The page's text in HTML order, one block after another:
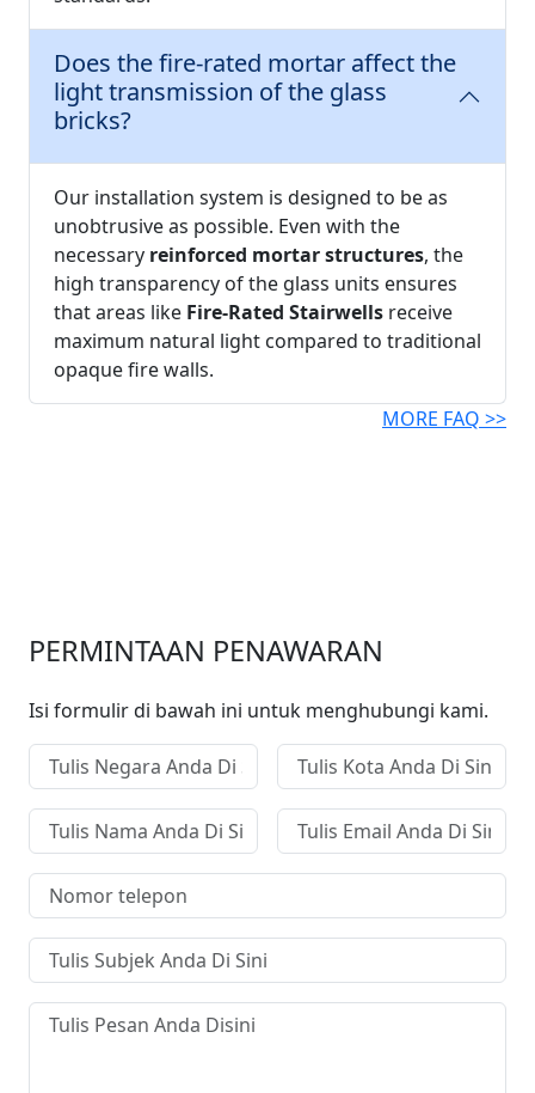
Does the fire-rated mortar affect the
light transmission of the glass
bricks?
Our installation system is designed to be as
unobtrusive as possible. Even with the
necessary reinforced mortar structures, the
high transparency of the glass units ensures
that areas like Fire-Rated Stairwells receive
maximum natural light compared to traditional
opaque fire walls.
MORE FAQ >>
PERMINTAAN PENAWARAN
Isi formulir di bawah ini untuk menghubungi kami.